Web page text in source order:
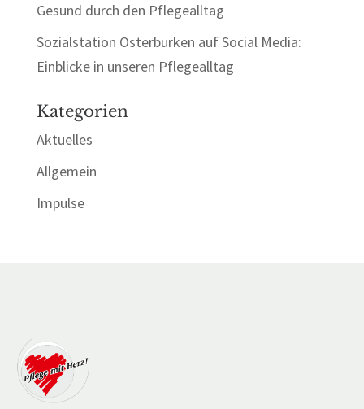
Gesund durch den Pflegealltag
Sozialstation Osterburken auf Social Media:
Einblicke in unseren Pflegealltag
Kategorien
Aktuelles
Allgemein
Impulse